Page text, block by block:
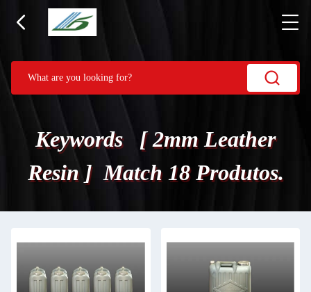
Keywords [ 2mm Leather
Resin ] Match 18 Produtos.